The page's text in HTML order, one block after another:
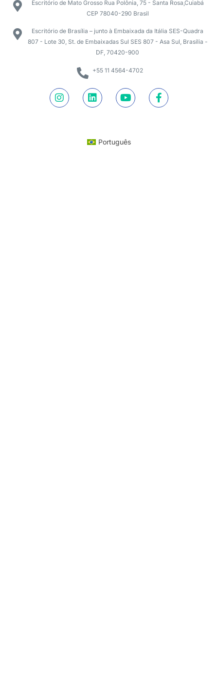
Escritório de Mato Grosso Rua Polônia, 75 - Santa Rosa,Cuiabá
CEP 78040-290 Brasil
Escritório de Brasília – junto à Embaixada da Itália SES-Quadra
807 - Lote 30, St. de Embaixadas Sul SES 807 - Asa Sul, Brasília -
DF, 70420-900
+55 11 4564-4702
Português